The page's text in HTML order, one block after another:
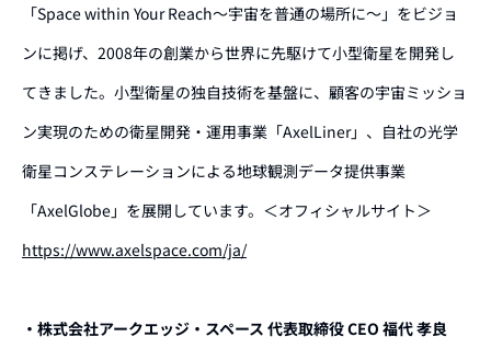
「Space within Your Reach〜宇宙を普通の場所に〜」をビジョ
ンに掲げ、2008年の創業から世界に先駆けて小型衛星を開発し
てきました。小型衛星の独自技術を基盤に、顧客の宇宙ミッショ
ン実現のための衛星開発・運用事業「AxelLiner」、自社の光学
衛星コンステレーションによる地球観測データ提供事業
「AxelGlobe」を展開しています。 ＜オフィシャルサイト＞
https://www.axelspace.com/ja/
・株式会社アークエッジ・スペース 代表取締役 CEO 福代 孝良